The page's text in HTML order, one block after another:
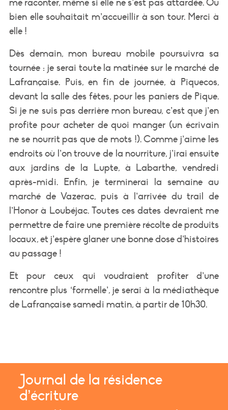
me raconter, même si elle ne s’est pas attardée. Ou
bien elle souhaitait m’accueillir à son tour. Merci à
elle !
Dès demain, mon bureau mobile poursuivra sa
tournée : je serai toute la matinée sur le marché de
Lafrançaise. Puis, en fin de journée, à Piquecos,
devant la salle des fêtes, pour les paniers de Pique.
Si je ne suis pas derrière mon bureau, c’est que j’en
profite pour acheter de quoi manger (un écrivain
ne se nourrit pas que de mots !). Comme j’aime les
endroits où l’on trouve de la nourriture, j’irai ensuite
aux jardins de la Lupte, à Labarthe, vendredi
après-midi. Enfin, je terminerai la semaine au
marché de Vazerac, puis à l’arrivée du trail de
l’Honor à Loubéjac. Toutes ces dates devraient me
permettre de faire une première récolte de produits
locaux, et j’espère glaner une bonne dose d’histoires
au passage !
Et pour ceux qui voudraient profiter d’une
rencontre plus ‘formelle’, je serai à la médiathèque
de Lafrançaise samedi matin, à partir de 10h30.
Journal de la résidence
d’écriture